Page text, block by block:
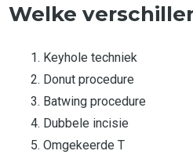
Welke
Keyhole techniek
Donut procedure
Batwing procedure
Dubbele incisie
Omgekeerde T